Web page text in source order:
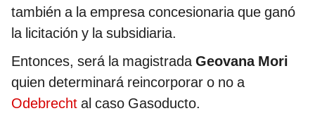
también a la empresa concesionaria que ganó
la licitación y la subsidiaria.
Entonces, será la magistrada Geovana Mori
quien determinará reincorporar o no a
Odebrecht al caso Gasoducto.